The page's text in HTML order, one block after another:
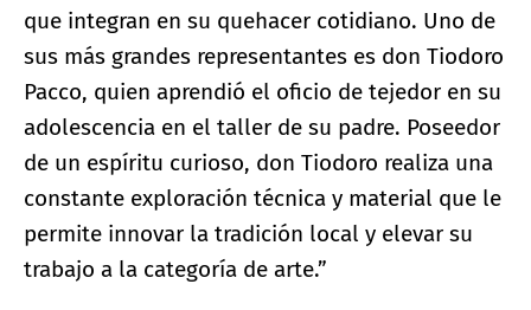
que integran en su quehacer cotidiano. Uno de
sus más grandes representantes es don Tiodoro
Pacco, quien aprendió el oficio de tejedor en su
adolescencia en el taller de su padre. Poseedor
de un espíritu curioso, don Tiodoro realiza una
constante exploración técnica y material que le
permite innovar la tradición local y elevar su
trabajo a la categoría de arte.”